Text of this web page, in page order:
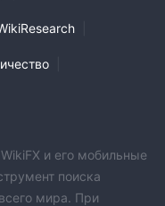
и его мобильные
поиска
мира. При